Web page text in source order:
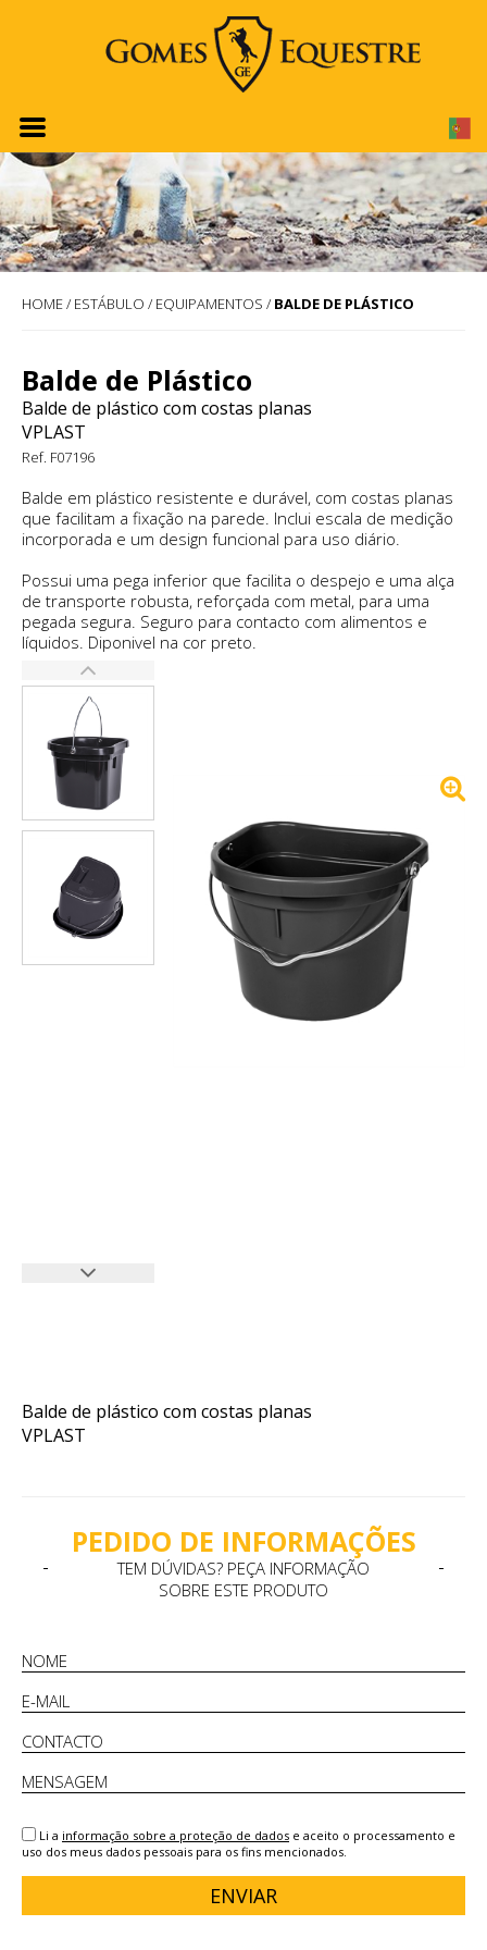
HOME/ ESTÁBULO / EQUIPAMENTOS / BALDE DE PLÁSTICO
Balde de Plástico
Balde de plástico com costas planas
VPLAST
Ref. F07196
Balde em plástico resistente e durável, com costas planas
que facilitam a fixação na parede. Inclui escala de medição
incorporada e um design funcional para uso diário.
Possui uma pega inferior que facilita o despejo e uma alça
de transporte robusta, reforçada com metal, para uma
pegada segura. Seguro para contacto com alimentos e
líquidos. Diponivel na cor preto.
Balde de plástico com costas planas
VPLAST
PEDIDO DE INFORMAÇÕES
TEM DÚVIDAS? PEÇA INFORMAÇÃO
SOBRE ESTE PRODUTO
Li a informação sobre a proteção de dados e aceito o processamento e
uso dos meus dados pessoais para os fins mencionados.
ENVIAR